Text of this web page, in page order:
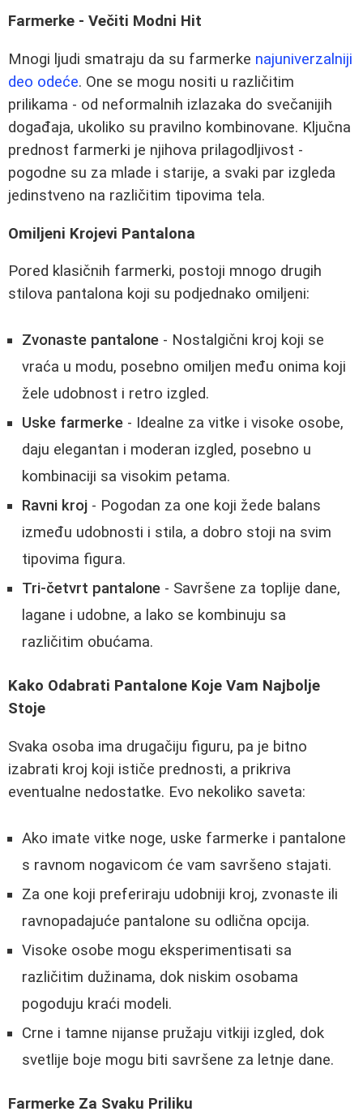
Farmerke - Večiti Modni Hit
Mnogi ljudi smatraju da su farmerke najuniverzalniji
deo odeće. One se mogu nositi u različitim
prilikama - od neformalnih izlazaka do svečanijih
događaja, ukoliko su pravilno kombinovane. Ključna
prednost farmerki je njihova prilagodljivost -
pogodne su za mlade i starije, a svaki par izgleda
jedinstveno na različitim tipovima tela.
Omiljeni Krojevi Pantalona
Pored klasičnih farmerki, postoji mnogo drugih
stilova pantalona koji su podjednako omiljeni:
Zvonaste pantalone - Nostalgični kroj koji se
vraća u modu, posebno omiljen među onima koji
žele udobnost i retro izgled.
Uske farmerke - Idealne za vitke i visoke osobe,
daju elegantan i moderan izgled, posebno u
kombinaciji sa visokim petama.
Ravni kroj - Pogodan za one koji žede balans
između udobnosti i stila, a dobro stoji na svim
tipovima figura.
Tri-četvrt pantalone - Savršene za toplije dane,
lagane i udobne, a lako se kombinuju sa
različitim obućama.
Kako Odabrati Pantalone Koje Vam Najbolje
Stoje
Svaka osoba ima drugačiju figuru, pa je bitno
izabrati kroj koji ističe prednosti, a prikriva
eventualne nedostatke. Evo nekoliko saveta:
Ako imate vitke noge, uske farmerke i pantalone
s ravnom nogavicom će vam savršeno stajati.
Za one koji preferiraju udobniji kroj, zvonaste ili
ravnopadajuće pantalone su odlična opcija.
Visoke osobe mogu eksperimentisati sa
različitim dužinama, dok niskim osobama
pogoduju kraći modeli.
Crne i tamne nijanse pružaju vitkiji izgled, dok
svetlije boje mogu biti savršene za letnje dane.
Farmerke Za Svaku Priliku